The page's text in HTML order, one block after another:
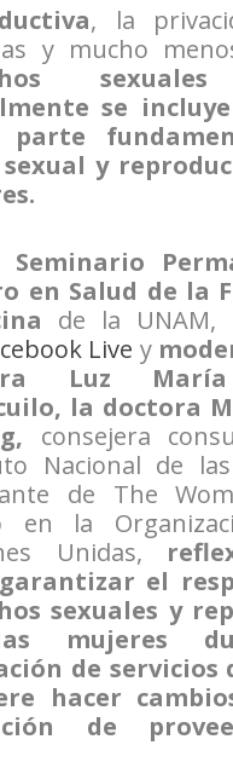
, la
y mucho
se
parte
y
Seminario
en Salud de la
de la UNAM,
Live y
Luz
la doctora
consejera
Nacional de
de The
en la
Unidas,
el
sexuales y
mujeres
de servicios
hacer
de